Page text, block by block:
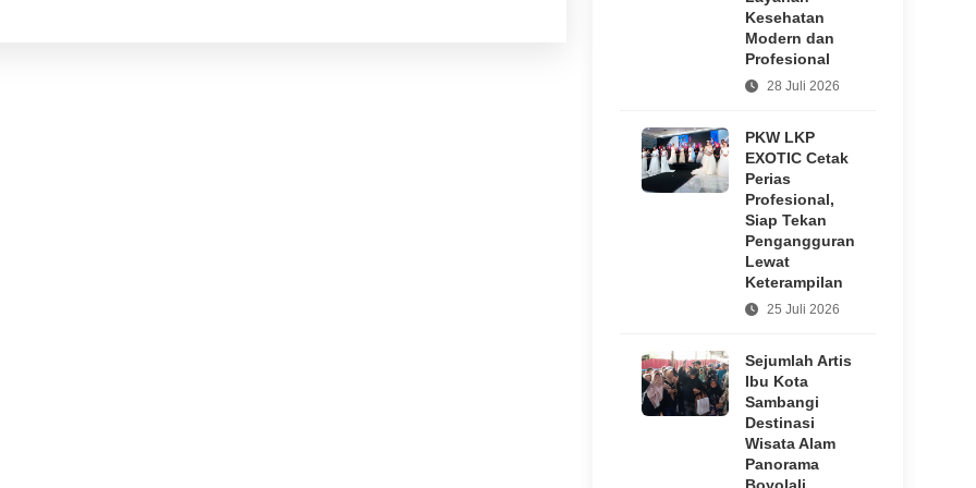
Kesehatan
Modern dan
Profesional
28 Juli 2026
PKW LKP
EXOTIC Cetak
Perias
Profesional,
Siap Tekan
Pengangguran
Lewat
Keterampilan
25 Juli 2026
Sejumlah Artis
Ibu Kota
Sambangi
Destinasi
Wisata Alam
Panorama